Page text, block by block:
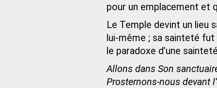
pour un emplacement et
Le Temple devint un lieu
lui-même ; sa sainteté
le paradoxe d’une
Allons dans Son
Prosternons-nous devant